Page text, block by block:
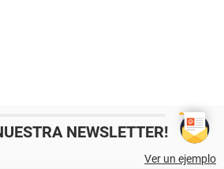
NEWSLETTER!
Ver un ejemplo